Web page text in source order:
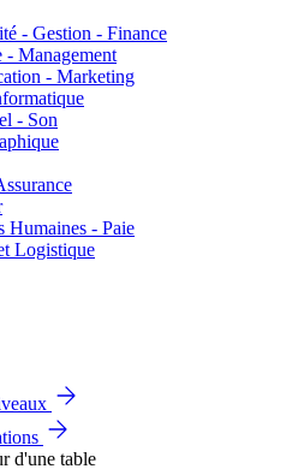
- Gestion - Finance
- Management
- Marketing
- Son
Humaines - Paie
Logistique